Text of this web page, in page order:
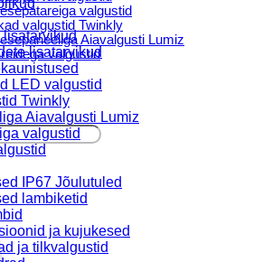
valgustid
valgustid Twinkly
Aiavalgusti Lumiz
valgustid
Lumiz
lisatarvikud
lisatarvikud
LED valgustid
Twinkly
Aiavalgusti Lumiz
valgustid
IP67 Jõulutuled
lambiketid
ja kujukesed
ja tilkvalgustid